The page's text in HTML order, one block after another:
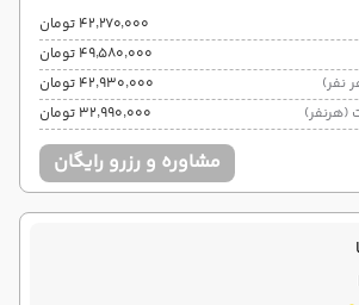
۴۲٬۲۷۰٬۰۰۰ تومان
۴۹٬۵۸۰٬۰۰۰ تومان
نفر)
۴۲٬۹۳۰٬۰۰۰ تومان
۳۲٬۹۹۰٬۰۰۰ تومان
مشاوره و رزرو رایگان